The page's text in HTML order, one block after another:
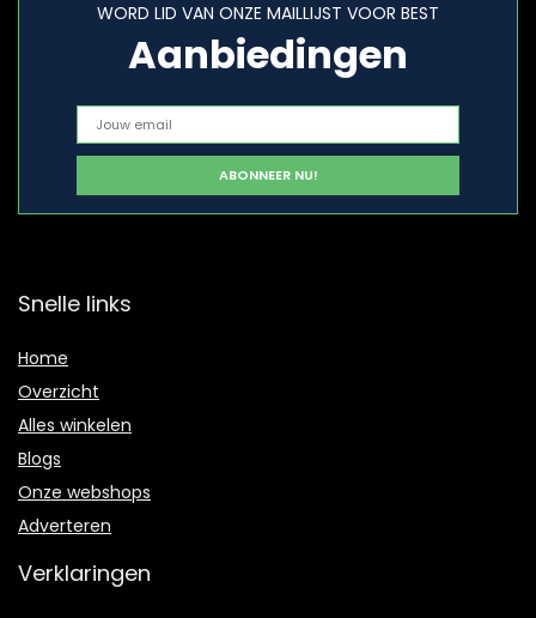
WORD LID VAN ONZE MAILLIJST VOOR BEST
Aanbiedingen
Snelle links
Home
Overzicht
Alles winkelen
Blogs
Onze webshops
Adverteren
Verklaringen